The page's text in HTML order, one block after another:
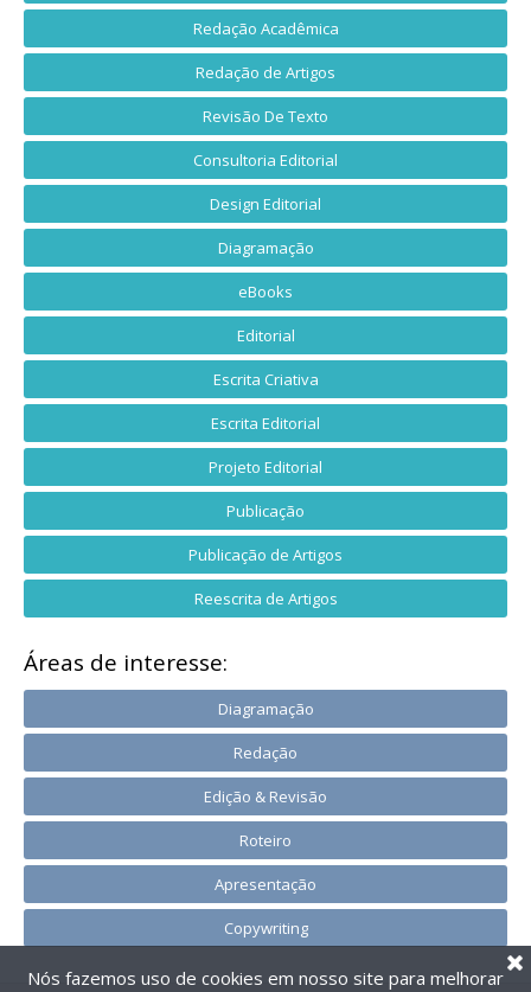
Redação Acadêmica
Redação de Artigos
Revisão De Texto
Consultoria Editorial
Design Editorial
Diagramação
eBooks
Editorial
Escrita Criativa
Escrita Editorial
Projeto Editorial
Publicação
Publicação de Artigos
Reescrita de Artigos
Áreas de interesse:
Diagramação
Redação
Edição & Revisão
Roteiro
Apresentação
Copywriting
Nós fazemos uso de cookies em nosso site para melhorar